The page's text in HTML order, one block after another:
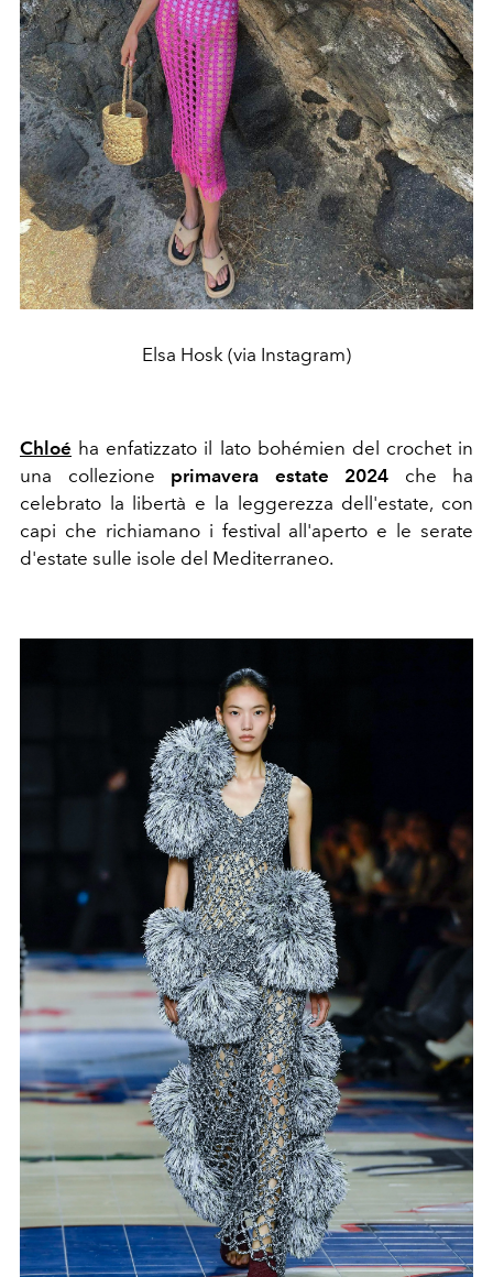
Elsa Hosk (via Instagram)
Chloé ha enfatizzato il lato bohémien del crochet in
una collezione primavera estate 2024 che ha
celebrato la libertà e la leggerezza dell'estate, con
capi che richiamano i festival all'aperto e le serate
d'estate sulle isole del Mediterraneo.